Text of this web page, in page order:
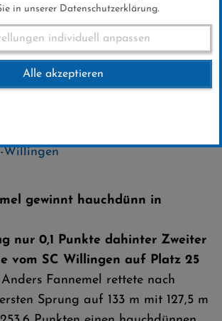
Weltcup
16.12.2017
Willingen
gewinnt hauchdünn in
nur 0,1 Punkte dahinter Zweiter
vom SC Willingen auf Platz 25
Fannemel rettete nach
Sprung auf 133 m mit 127,5 m
in unserer Datenschutzerklärung.
individuell anpassen
Alle akzeptieren